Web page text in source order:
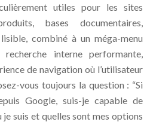
utiles pour les sites
bases documentaires,
combiné à un méga-menu
interne performante,
de navigation où l’utilisateur
vous toujours la question : “Si
Google, suis-je capable de
suis et quelles sont mes options